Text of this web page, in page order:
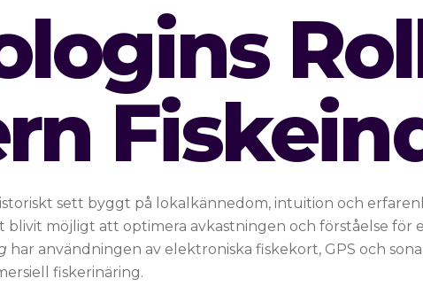
sett byggt på lokalkännedom, intuition och
blivit möjligt att optimera avkastningen och förståelse för
har användningen av elektroniska fiskekort, GPS och
fiskerinäring.